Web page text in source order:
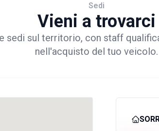
Sedi
Vieni a trovarci
sedi sul territorio, con staff
nell'acquisto del tuo veicolo.